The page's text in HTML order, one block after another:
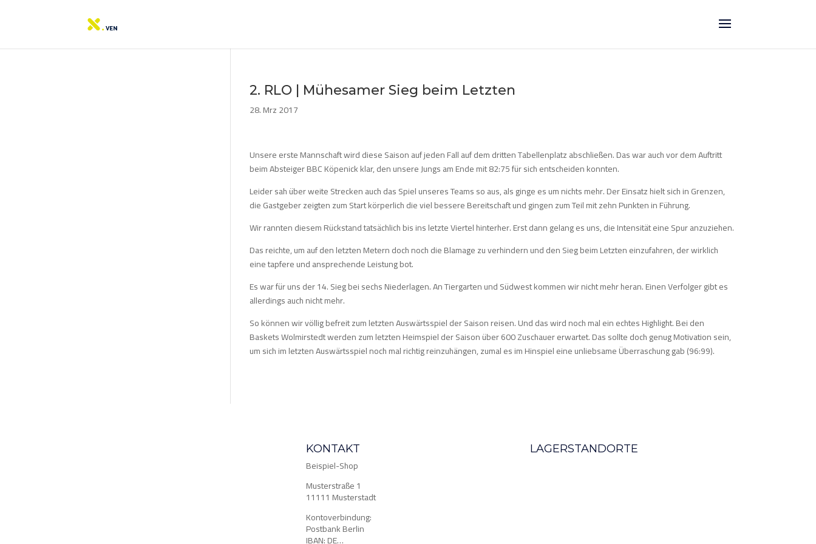
2. RLO | Mühesamer Sieg beim Letzten
28. Mrz 2017
Unsere erste Mannschaft wird diese Saison auf jeden Fall auf dem dritten Tabellenplatz abschließen. Das war auch vor dem Auftritt
beim Absteiger BBC Köpenick klar, den unsere Jungs am Ende mit 82:75 für sich entscheiden konnten.
Leider sah über weite Strecken auch das Spiel unseres Teams so aus, als ginge es um nichts mehr. Der Einsatz hielt sich in Grenzen,
die Gastgeber zeigten zum Start körperlich die viel bessere Bereitschaft und gingen zum Teil mit zehn Punkten in Führung.
Wir rannten diesem Rückstand tatsächlich bis ins letzte Viertel hinterher. Erst dann gelang es uns, die Intensität eine Spur anzuziehen.
Das reichte, um auf den letzten Metern doch noch die Blamage zu verhindern und den Sieg beim Letzten einzufahren, der wirklich
eine tapfere und ansprechende Leistung bot.
Es war für uns der 14. Sieg bei sechs Niederlagen. An Tiergarten und Südwest kommen wir nicht mehr heran. Einen Verfolger gibt es
allerdings auch nicht mehr.
So können wir völlig befreit zum letzten Auswärtsspiel der Saison reisen. Und das wird noch mal ein echtes Highlight. Bei den
Baskets Wolmirstedt werden zum letzten Heimspiel der Saison über 600 Zuschauer erwartet. Das sollte doch genug Motivation sein,
um sich im letzten Auswärtsspiel noch mal richtig reinzuhängen, zumal es im Hinspiel eine unliebsame Überraschung gab (96:99).
KONTAKT
Beispiel-Shop
Musterstraße 1
11111 Musterstadt
Kontoverbindung:
Postbank Berlin
IBAN: DE…
LAGERSTANDORTE